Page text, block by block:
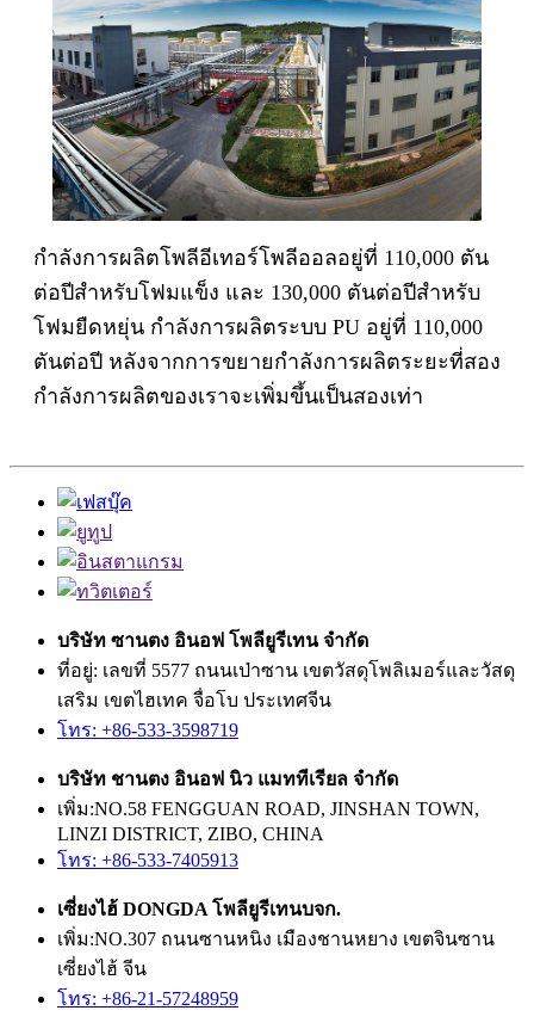
กำลังการผลิตโพลีอีเทอร์โพลีออลอยู่ที่ 110,000 ตัน
ต่อปีสำหรับโฟมแข็ง และ 130,000 ตันต่อปีสำหรับ
โฟมยืดหยุ่น กำลังการผลิตระบบ PU อยู่ที่ 110,000
ตันต่อปี หลังจากการขยายกำลังการผลิตระยะที่สอง
กำลังการผลิตของเราจะเพิ่มขึ้นเป็นสองเท่า
บริษัท ซานตง อินอฟ โพลียูรีเทน จำกัด
ที่อยู่: เลขที่ 5577 ถนนเป่าซาน เขตวัสดุโพลิเมอร์และวัสดุ
เสริม เขตไฮเทค จื่อโบ ประเทศจีน
โทร: +86-533-3598719
บริษัท ชานตง อินอฟ นิว แมททีเรียล จำกัด
เพิ่ม:NO.58 FENGGUAN ROAD, JINSHAN TOWN,
LINZI DISTRICT, ZIBO, CHINA
โทร: +86-533-7405913
เซี่ยงไฮ้ DONGDA โพลียูรีเทนบจก.
เพิ่ม:NO.307 ถนนซานหนิง เมืองชานหยาง เขตจินซาน
เซี่ยงไฮ้ จีน
โทร: +86-21-57248959